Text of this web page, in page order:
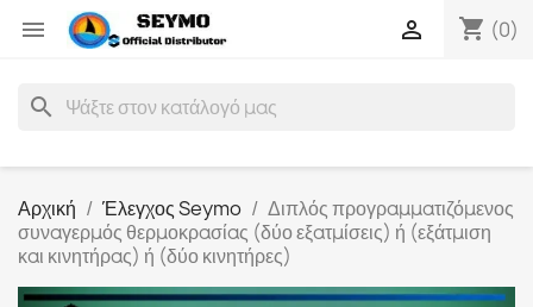
 shopping_cart (0)

search
Αρχική Έλεγχος Seymo
Διπλός προγραμματιζόμενος
συναγερμός θερμοκρασίας (δύο εξατμίσεις) ή (εξάτμιση
και κινητήρας) ή (δύο κινητήρες)